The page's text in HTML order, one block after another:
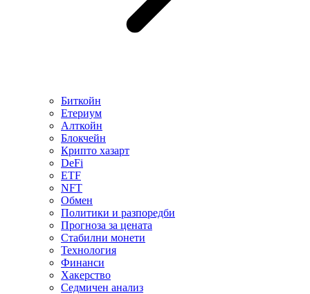
Биткойн
Етериум
Алткойн
Блокчейн
Крипто хазарт
DeFi
ETF
NFT
Обмен
Политики и разпоредби
Прогноза за цената
Стабилни монети
Технология
Финанси
Хакерство
Седмичен анализ